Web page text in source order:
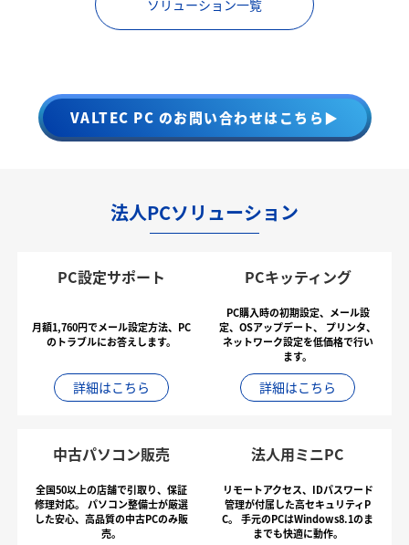
ソリューション一覧
VALTEC PC のお問い合わせはこちら▶
法人PCソリューション
PC設定サポート
月額1,760円でメール設定方法、PC
のトラブルにお答えします。
詳細はこちら
PCキッティング
PC購入時の初期設定、メール設
定、OSアップデート、
プリンタ、
ネットワーク設定を低価格で行い
ます。
詳細はこちら
中古パソコン販売
全国50以上の店舗で引取り、保証
修理対応。 パソコン整備士が厳選
した安心、高品質の中古PCのみ販
売。
法人用ミニPC
リモートアクセス、IDパスワード
管理が付属した高セキュリティP
C。 手元のPCはWindows8.1のま
までも快適に動作。